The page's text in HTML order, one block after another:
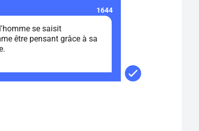
1644
se saisit
être pensant grâce à sa